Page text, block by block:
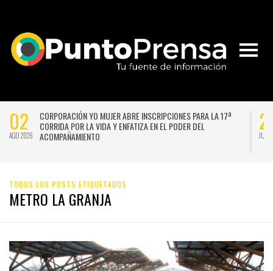
02
AGO 2026
CORPORACIÓN YO MUJER ABRE INSCRIPCIONES PARA LA 17ª
CORRIDA POR LA VIDA Y ENFATIZA EN EL PODER DEL
ACOMPAÑAMIENTO
JUL
TODOS LOS POSTS ETIQUETADOS
METRO LA GRANJA